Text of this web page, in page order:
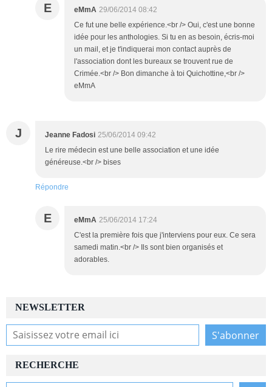
E eMmA 29/06/2014 08:42
Ce fut une belle expérience.<br /> Oui, c'est une bonne
idée pour les anthologies. Si tu en as besoin, écris-moi
un mail, et je t'indiquerai mon contact auprès de
l'association dont les bureaux se trouvent rue de
Crimée.<br /> Bon dimanche à toi Quichottine,<br />
eMmA
J Jeanne Fadosi 25/06/2014 09:42
Le rire médecin est une belle association et une idée
généreuse.<br /> bises
Répondre
E eMmA 25/06/2014 17:24
C'est la première fois que j'interviens pour eux. Ce sera
samedi matin.<br /> Ils sont bien organisés et
adorables.
NEWSLETTER
RECHERCHE